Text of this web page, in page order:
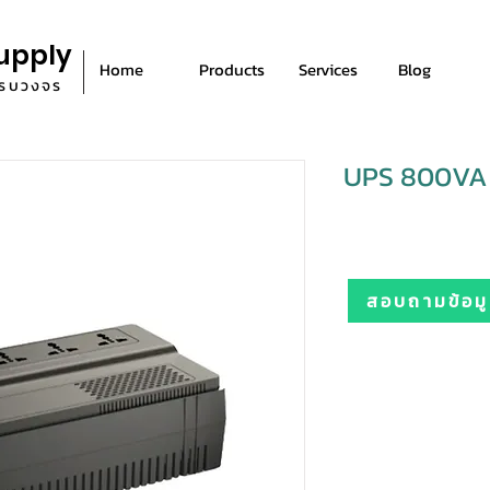
บวงจร
Home Products Services Blog
UPS
สอบถามข้อ